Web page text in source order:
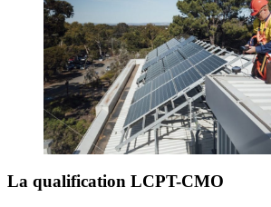
La qualification LCPT-CMO